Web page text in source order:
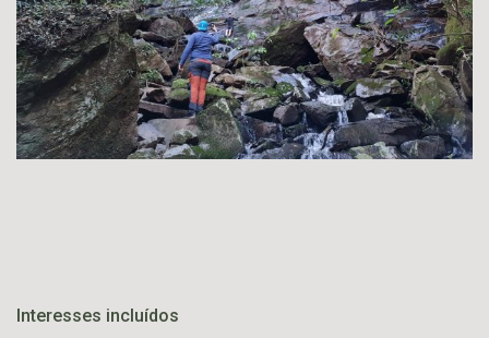
Interesses incluídos